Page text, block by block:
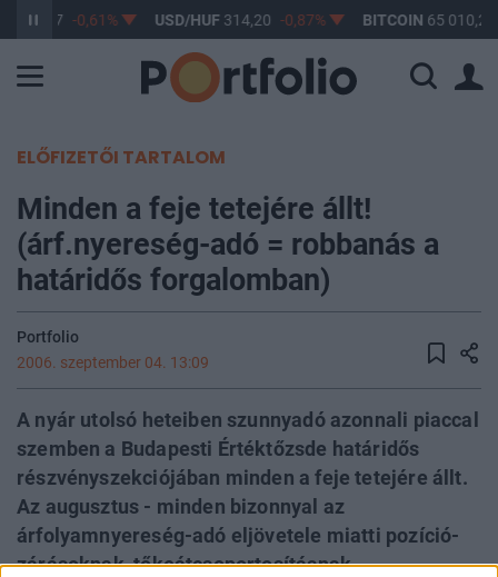
363,17 -0,61% USD/HUF 314,20 -0,87% BITCOIN 65 010,24
ELŐFIZETŐI TARTALOM
Minden a feje tetejére állt!
(árf.nyereség-adó = robbanás a
határidős forgalomban)
Portfolio
2006. szeptember 04. 13:09
A nyár utolsó heteiben szunnyadó azonnali piaccal
szemben a Budapesti Értéktőzsde határidős
részvényszekciójában minden a feje tetejére állt.
Az augusztus - minden bizonnyal az
árfolyamnyereség-adó eljövetele miatti pozíció-
zárásoknak, tőkeátcsoportosításnak